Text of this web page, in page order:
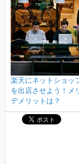
楽天にネットショッ
を出店させよう！メ
デメリットは？